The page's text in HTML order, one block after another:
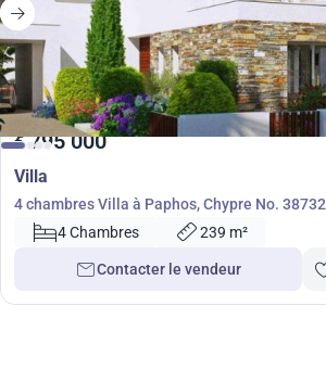
€795 000
Villa
4 chambres Villa à Paphos, Chypre No. 38732
4 Chambres
239 m²
Contacter le vendeur